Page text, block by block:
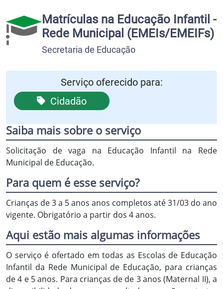
Matrículas na Educação Infantil -
Rede Municipal (EMEIs/EMEIFs)
Secretaria de Educação
Serviço oferecido para:
Cidadão
Saiba mais sobre o serviço
Solicitação de vaga na Educação Infantil na Rede
Municipal de Educação.
Para quem é esse serviço?
Crianças de 3 a 5 anos anos completos até 31/03 do ano
vigente. Obrigatório a partir dos 4 anos.
Aqui estão mais algumas informações
O serviço é ofertado em todas as Escolas de Educação
Infantil da Rede Municipal de Educação, para crianças
de 4 e 5 anos. Para crianças de de 3 anos (Maternal II), a